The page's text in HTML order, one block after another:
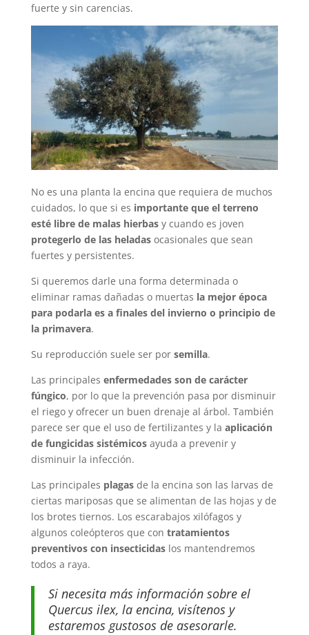
fuerte y sin carencias.
No es una planta la encina que requiera de muchos
cuidados, lo que si es importante que el terreno
esté libre de malas hierbasy cuando es joven
protegerlo de las heladasocasionales que sean
fuertes y persistentes.
Si queremos darle una forma determinada o
eliminar ramas dañadas o muertas la mejor época
para podarla es a finales del invierno o principio de
la primavera.
Su reproducción suele ser por semilla.
Las principales enfermedades son de carácter
fúngico, por lo que la prevención pasa por disminuir
el riego y ofrecer un buen drenaje al árbol. También
parece ser que el uso de fertilizantes y la aplicación
de fungicidas sistémicosayuda a prevenir y
disminuir la infección.
Las principales plagas de la encina son las larvas de
ciertas mariposas que se alimentan de las hojas y de
los brotes tiernos. Los escarabajos xilófagos y
algunos coleópteros que con tratamientos
preventivos con insecticidaslos mantendremos
todos a raya.
Si necesita más información sobre el
Quercus ilex, la encina, visítenos y
estaremos gustosos de asesorarle.